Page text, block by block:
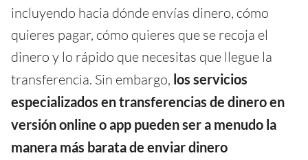
incluyendo hacia dónde envías dinero, cómo
quieres pagar, cómo quieres que se recoja el
dinero y lo rápido que necesitas que llegue la
transferencia. Sin embargo, los servicios
especializados en transferencias de dinero en
versión online o app pueden ser a menudo la
manera más barata de enviar dinero